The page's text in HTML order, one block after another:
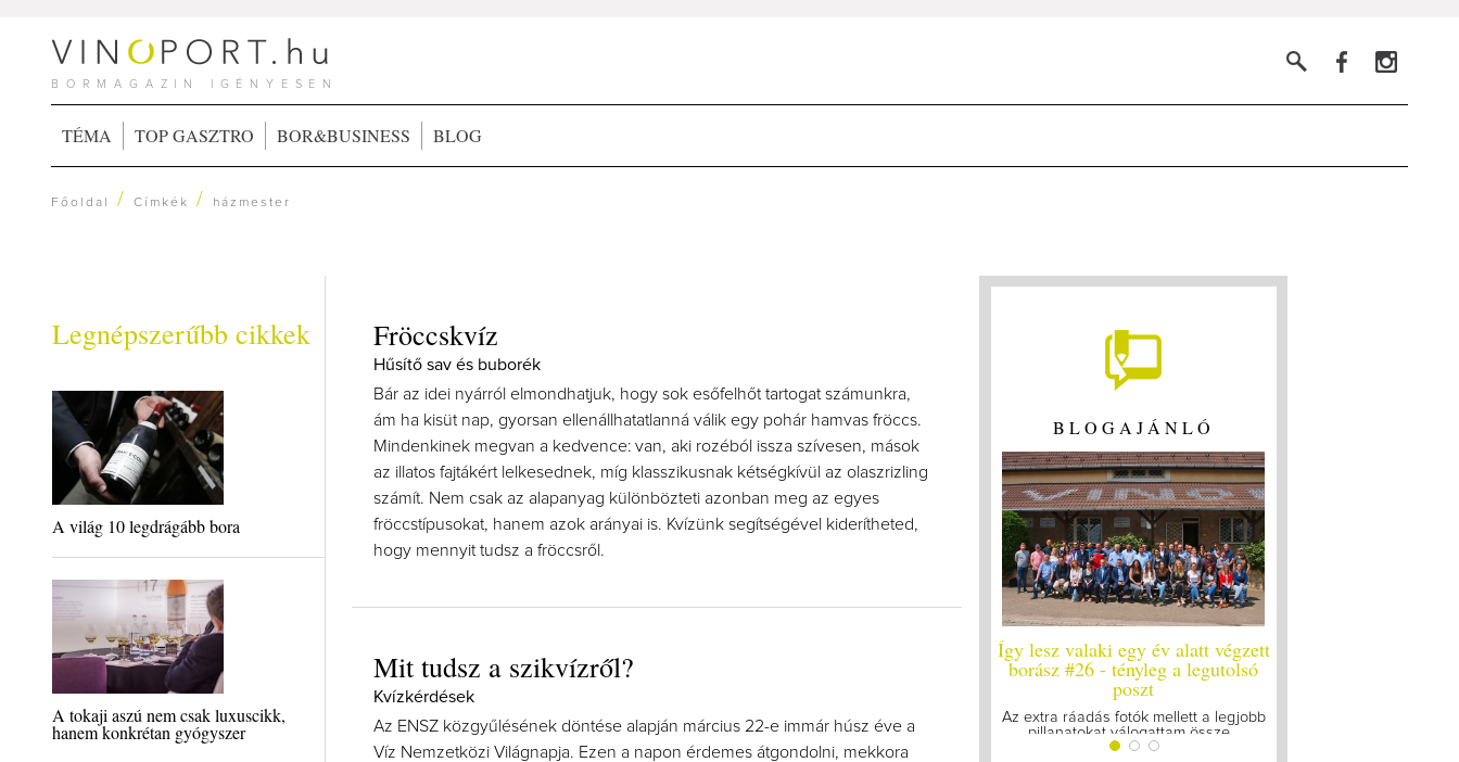
BORMAGAZIN IGÉNYESEN
TÉMA TOP GASZTRO BOR&BUSINESS BLOG
Főoldal /Címkék / házmester
Legnépszerűbb cikkek
A világ 10 legdrágább bora
A tokaji aszú nem csak luxuscikk,
hanem konkrétan gyógyszer
Fröccskvíz
Hűsítő sav és buborék
Bár az idei nyárról elmondhatjuk, hogy sok esőfelhőt tartogat számunkra,
ám ha kisüt nap, gyorsan ellenállhatatlanná válik egy pohár hamvas fröccs.
Mindenkinek megvan a kedvence: van, aki rozéból issza szívesen, mások
az illatos fajtákért lelkesednek, míg klasszikusnak kétségkívül az olaszrizling
számít. Nem csak az alapanyag különbözteti azonban meg az egyes
fröccstípusokat, hanem azok arányai is. Kvízünk segítségével kiderítheted,
hogy mennyit tudsz a fröccsről.
Mit tudsz a szikvízről?
Kvízkérdések
Az ENSZ közgyűlésének döntése alapján március 22-e immár húsz éve a
Víz Nemzetközi Világnapja. Ezen a napon érdemes átgondolni, mekkora
BLOGAJÁNLÓ
Így lesz valaki egy év alatt végzett
borász #26 - tényleg a legutolsó
Az extra ráadás fotók mellett a legjobb
pillanatokat válogattam össze...
Így lesz valaki egy év alatt végzett
borász #25
lázasan készülünk az utolsó...